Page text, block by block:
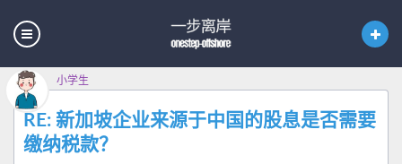
小学生
RE: 新加坡企业来源于中国的股息是否需要
缴纳税款？